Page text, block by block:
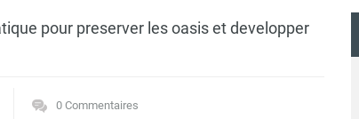
pour preserver les oasis et developper
0 Commentaires